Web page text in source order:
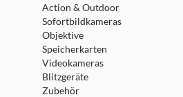
Action & Outdoor
Sofortbildkameras
Objektive
Speicherkarten
Videokameras
Blitzgeräte
Zubehör